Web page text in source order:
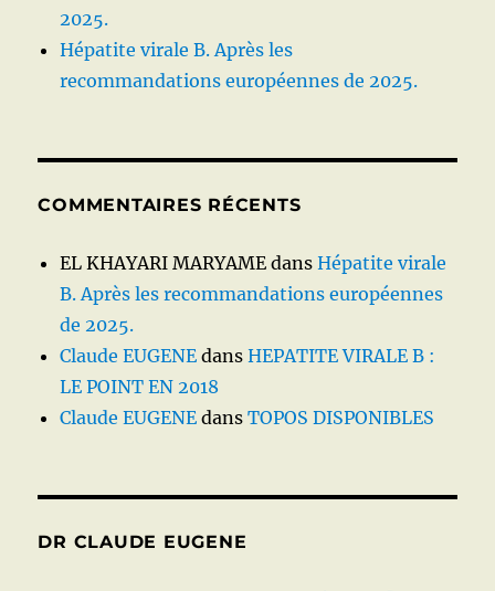
2025.
Hépatite virale B. Après les
recommandations européennes de 2025.
COMMENTAIRES RÉCENTS
EL KHAYARI MARYAME dansHépatite virale
B. Après les recommandations européennes
de 2025.
Claude EUGENE dansHEPATITE VIRALE B :
LE POINT EN 2018
Claude EUGENE dansTOPOS DISPONIBLES
DR CLAUDE EUGENE